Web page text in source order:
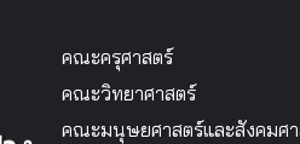
คณะครุศาสตร์
คณะวิทยาศาสตร์
คณะมนุษยศาสตร์และสังคมศ